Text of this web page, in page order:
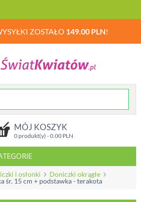
ZOSTAŁO 149.00 PLN!
MÓJ KOSZYK
0 produkt(y) -0.00PLN
i osłonki
Doniczki okrągłe
śr. 15 cm + podstawka - terakota